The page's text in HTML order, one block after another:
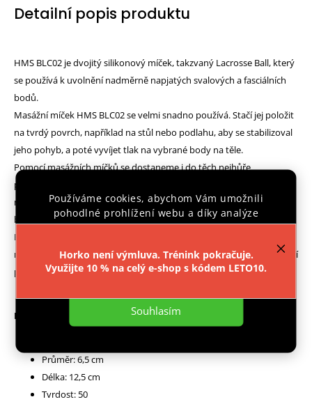
Používáme cookies, abychom Vám umožnili
pohodlné prohlížení webu a díky analýze
provozu webu neustále zlepšovali jeho funkce,
Nastavení
Souhlasím
Horko není výmluva. Trénink pokračuje.
Využijte 10 % na celý e-shop s kódem LETO10.
Detailní popis produktu
HMS BLC02 je dvojitý silikonový míček, takzvaný Lacrosse Ball, který
se používá k uvolnění nadměrně napjatých svalových a fasciálních
bodů.
Masážní míček HMS BLC02 se velmi snadno používá. Stačí jej položit
na tvrdý povrch, například na stůl nebo podlahu, aby se stabilizoval
jeho pohyb, a poté vyvíjet tlak na vybrané body na těle.
Pomocí masážních míčků se dostaneme i do těch nejhůře
přístupných částí svalů. Jejich účinnost je dána jejich malými
rozměry, díky nimž je možné vyvinout přesný tlak na spoušťové
body, tj. zdroj bolesti.
BLC02 jsou určeny pro sportovce různých úrovní. Jsou skvělé při
menších bolestech krku, ramen, zad, paží a nohou. Často se používají
při funkčním tréninku pro zlepšení pohyblivosti.
Parametry:
Průměr: 6,5 cm
Délka: 12,5 cm
Tvrdost: 50